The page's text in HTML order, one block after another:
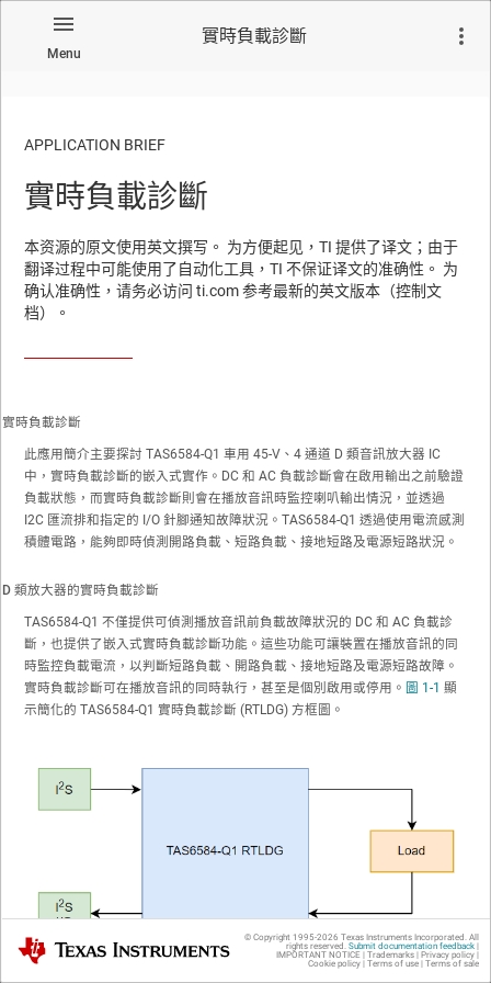
Menu
實時負載診斷
APPLICATION BRIEF
實時負載診斷
本资源的原文使用英文撰写。 为方便起见，TI 提供了译文；由于
翻译过程中可能使用了自动化工具，TI 不保证译文的准确性。 为
确认准确性，请务必访问 ti.com 参考最新的英文版本（控制文
档）。
實時負載診斷
此應用簡介主要探討 TAS6584-Q1 車用 45-V、4 通道 D 類音訊放大器 IC
中，實時負載診斷的嵌入式實作。DC 和 AC 負載診斷會在啟用輸出之前驗證
負載狀態，而實時負載診斷則會在播放音訊時監控喇叭輸出情況，並透過
I2C 匯流排和指定的 I/O 針腳通知故障狀況。TAS6584-Q1 透過使用電流感測
積體電路，能夠即時偵測開路負載、短路負載、接地短路及電源短路狀況。
D 類放大器的實時負載診斷
TAS6584-Q1 不僅提供可偵測播放音訊前負載故障狀況的 DC 和 AC 負載診
斷，也提供了嵌入式實時負載診斷功能。這些功能可讓裝置在播放音訊的同
時監控負載電流，以判斷短路負載、開路負載、接地短路及電源短路故障。
實時負載診斷可在播放音訊的同時執行，甚至是個別啟用或停用。 圖 1-1 顯
示簡化的 TAS6584-Q1 實時負載診斷 (RTLDG) 方框圖。
Texas Instruments © Copyright 1995-2026 Texas Instruments Incorporated. All
rights reserved. Submit documentation feedback|
IMPORTANT NOTICE | Trademarks| Privacy policy|
Cookie policy| Terms of use| Terms of sale